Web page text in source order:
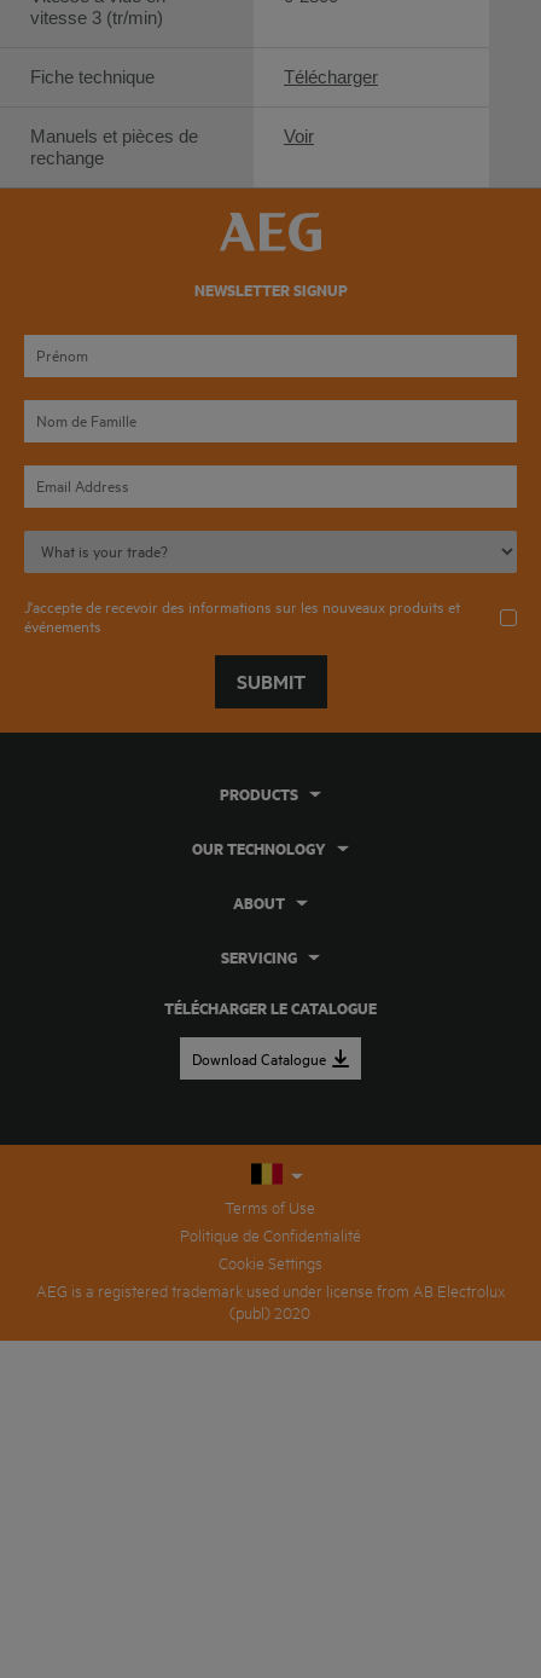
vitesse 3 (tr/min)
Fiche technique
Manuels et pièces de
rechange
Télécharger
Voir
NEWSLETTER SIGNUP
J'accepte de recevoir des informations sur les nouveaux produits et
événements
SUBMIT
TÉLÉCHARGER LE CATALOGUE
Download Catalogue
PRODUCTS
OUR TECHNOLOGY
ABOUT
SERVICING
Terms of Use
Politique de Confidentialité
Cookie Settings
AEG is a registered trademark used under license from AB Electrolux
(publ) 2020